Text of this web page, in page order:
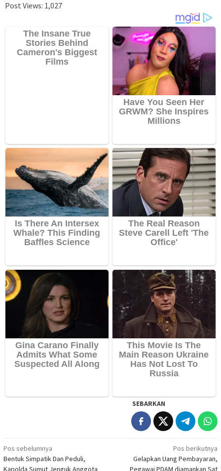
Post Views: 1,027
SEBARKAN
Navigasi
pos
Pos sebelumnya
Bentuk Simpatik Dan Peduli,
Kapolda Sumut Jenguk Anggota
Pos berikutnya
Gelapkan Uang Pembayaran,
Pegawai PDAM diamankan Sat